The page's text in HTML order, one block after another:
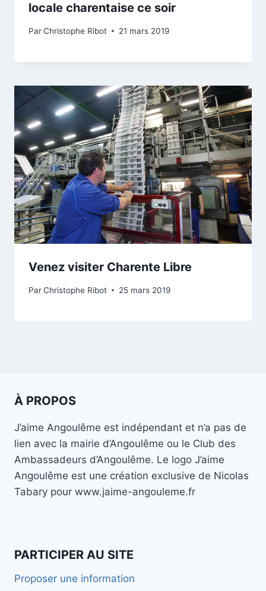
locale charentaise ce soir
ParChristophe Ribot 21 mars 2019
Venez visiter Charente Libre
ParChristophe Ribot 25 mars 2019
À PROPOS
J’aime Angoulême est indépendant et n’a pas de
lien avec la mairie d’Angoulême ou le Club des
Ambassadeurs d’Angoulême. Le logo J’aime
Angoulême est une création exclusive de Nicolas
Tabary pour www.jaime-angouleme.fr
PARTICIPER AU SITE
Proposer une information